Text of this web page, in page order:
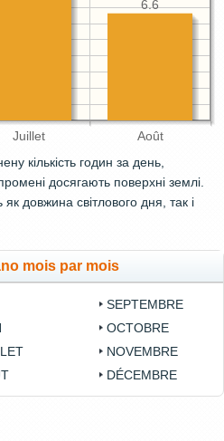
Juillet Août
6.6
кількість годин за день,
досягають поверхні землі.
довжина світлового дня, так і
mois par mois
SEPTEMBRE
OCTOBRE
NOVEMBRE
DÉCEMBRE